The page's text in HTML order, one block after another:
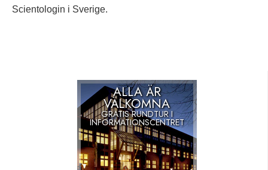
Scientologin i Sverige.
ALLA ÄR
VÄLKOMNA
GRATIS RUNDTUR I
INFORMATIONSCENTRET